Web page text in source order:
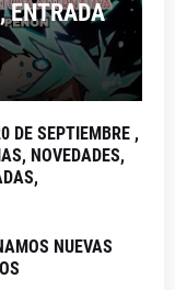
ENTRADA
DE SEPTIEMBRE ,
NOVEDADES,
NUEVAS